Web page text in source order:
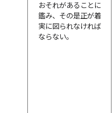
おそれがあることに
鑑み、その是正が着
実に図られなければ
ならない。